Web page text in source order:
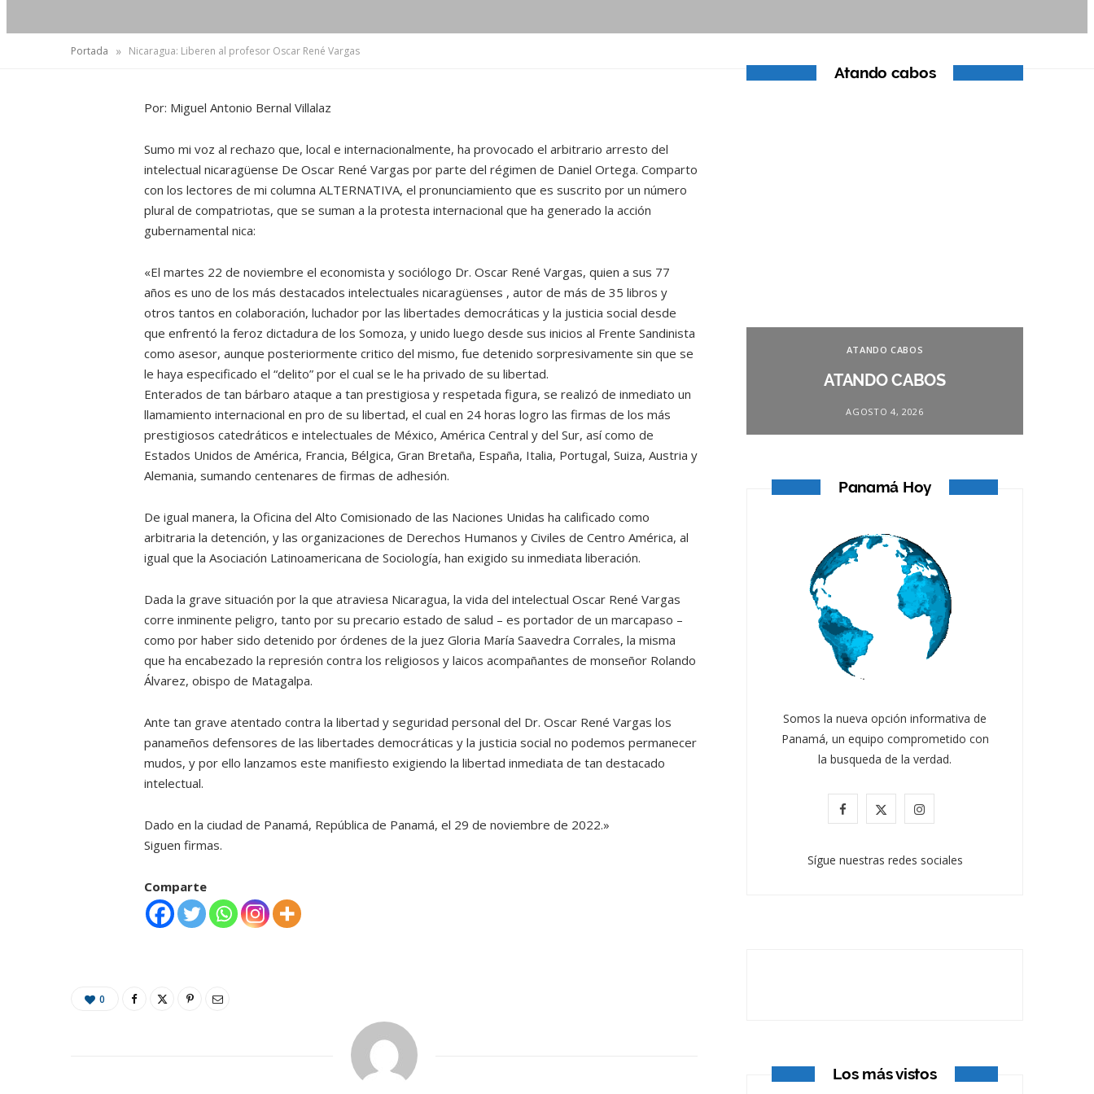
Portada » Nicaragua: Liberen al profesor Oscar René Vargas
Por: Miguel Antonio Bernal Villalaz
Sumo mi voz al rechazo que, local e internacionalmente, ha provocado el arbitrario arresto del
intelectual nicaragüense De Oscar René Vargas por parte del régimen de Daniel Ortega. Comparto
con los lectores de mi columna ALTERNATIVA, el pronunciamiento que es suscrito por un número
plural de compatriotas, que se suman a la protesta internacional que ha generado la acción
gubernamental nica:
«El martes 22 de noviembre el economista y sociólogo Dr. Oscar René Vargas, quien a sus 77
años es uno de los más destacados intelectuales nicaragüenses , autor de más de 35 libros y
otros tantos en colaboración, luchador por las libertades democráticas y la justicia social desde
que enfrentó la feroz dictadura de los Somoza, y unido luego desde sus inicios al Frente Sandinista
como asesor, aunque posteriormente critico del mismo, fue detenido sorpresivamente sin que se
le haya especificado el “delito” por el cual se le ha privado de su libertad.
Enterados de tan bárbaro ataque a tan prestigiosa y respetada figura, se realizó de inmediato un
llamamiento internacional en pro de su libertad, el cual en 24 horas logro las firmas de los más
prestigiosos catedráticos e intelectuales de México, América Central y del Sur, así como de
Estados Unidos de América, Francia, Bélgica, Gran Bretaña, España, Italia, Portugal, Suiza, Austria y
Alemania, sumando centenares de firmas de adhesión.
De igual manera, la Oficina del Alto Comisionado de las Naciones Unidas ha calificado como
arbitraria la detención, y las organizaciones de Derechos Humanos y Civiles de Centro América, al
igual que la Asociación Latinoamericana de Sociología, han exigido su inmediata liberación.
Dada la grave situación por la que atraviesa Nicaragua, la vida del intelectual Oscar René Vargas
corre inminente peligro, tanto por su precario estado de salud – es portador de un marcapaso –
como por haber sido detenido por órdenes de la juez Gloria María Saavedra Corrales, la misma
que ha encabezado la represión contra los religiosos y laicos acompañantes de monseñor Rolando
Álvarez, obispo de Matagalpa.
Ante tan grave atentado contra la libertad y seguridad personal del Dr. Oscar René Vargas los
panameños defensores de las libertades democráticas y la justicia social no podemos permanecer
mudos, y por ello lanzamos este manifiesto exigiendo la libertad inmediata de tan destacado
intelectual.
Dado en la ciudad de Panamá, República de Panamá, el 29 de noviembre de 2022.»
Siguen firmas.
Comparte
0
Atando cabos
JULIO 30, 2026
ATANDO CABOS
ATANDO CABOS
AGOSTO 4, 2026
Panamá Hoy
Somos la nueva opción informativa de
Panamá, un equipo comprometido con
la busqueda de la verdad.
F
c
T
)
I
s
Sígue nuestras redes sociales
Los más vistos